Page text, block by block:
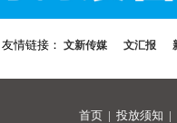
友情链接： 文新传媒 文汇报
首页 | 投放须知 |